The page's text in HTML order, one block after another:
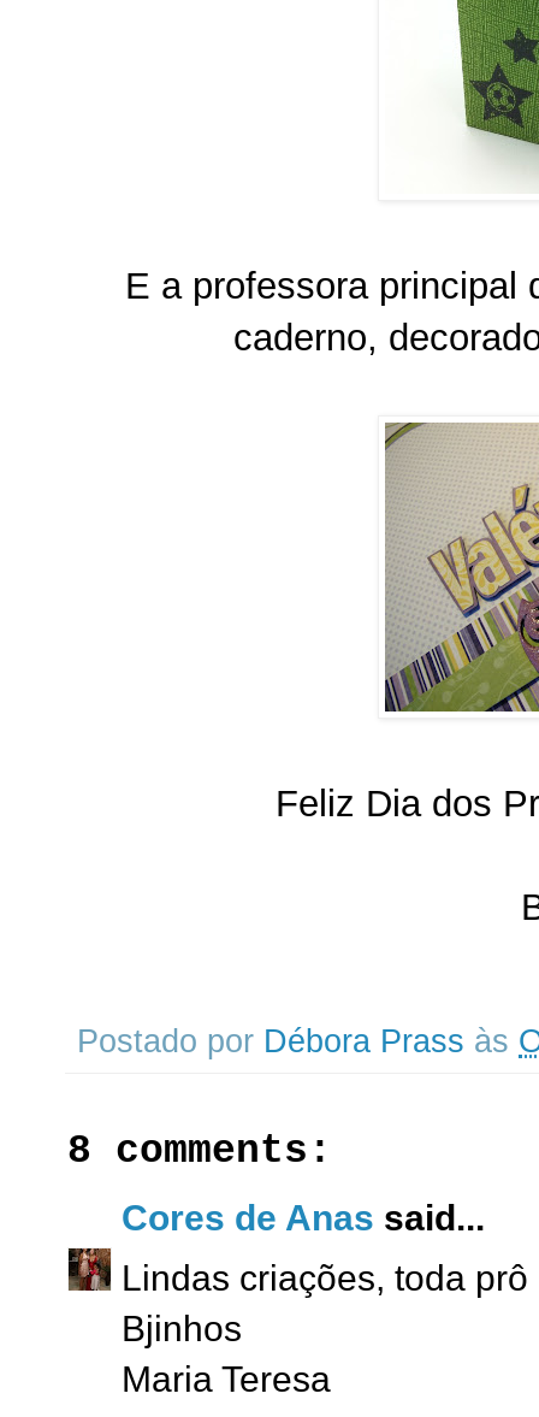
E a professora principal
caderno,
Feliz Dia dos
Postado por Débora Prass às
8 comments:
Cores de Anas said...
Lindas criações, toda
Bjinhos
Maria Teresa